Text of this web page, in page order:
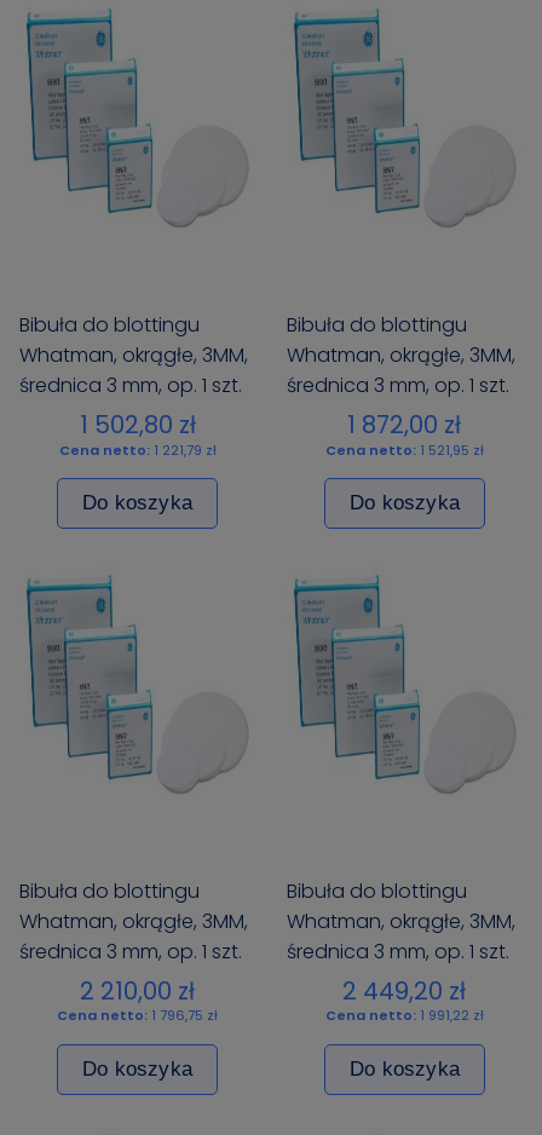
Bibuła do blottingu
Whatman, okrągłe, 3MM,
średnica 3 mm, op. 1 szt.
1 502,80 zł
Cena netto: 1 221,79 zł
Do koszyka
Bibuła do blottingu
Whatman, okrągłe, 3MM,
średnica 3 mm, op. 1 szt.
1 872,00 zł
Cena netto: 1 521,95 zł
Do koszyka
Bibuła do blottingu
Whatman, okrągłe, 3MM,
średnica 3 mm, op. 1 szt.
2 210,00 zł
Cena netto: 1 796,75 zł
Do koszyka
Bibuła do blottingu
Whatman, okrągłe, 3MM,
średnica 3 mm, op. 1 szt.
2 449,20 zł
Cena netto: 1 991,22 zł
Do koszyka